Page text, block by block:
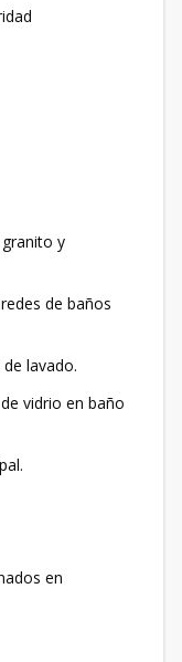
y
de baños
lavado.
vidrio en baño
en